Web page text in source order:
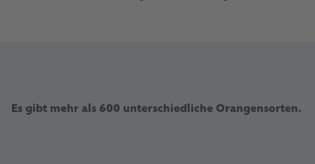
Es gibt mehr als 600 unterschiedliche Orangensorten.